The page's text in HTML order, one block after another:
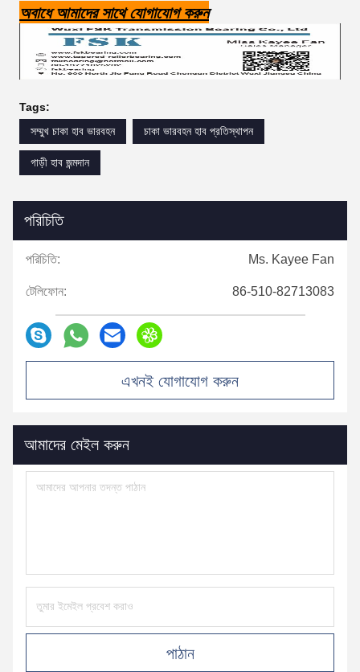
অবাধে আমাদের সাথে যোগাযোগ করুন
Tags:
সম্মুখ চাকা হাব ভারবহন
চাকা ভারবহন হাব প্রতিস্থাপন
গাড়ী হাব জন্মদান
পরিচিতি
পরিচিতি: Ms. Kayee Fan
টেলিফোন: 86-510-82713083
এখনই যোগাযোগ করুন
আমাদের মেইল ​​করুন
পাঠান